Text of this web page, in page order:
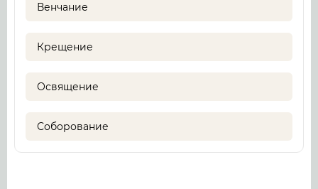
Венчание
Крещение
Освящение
Соборование